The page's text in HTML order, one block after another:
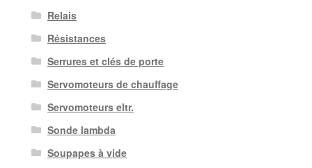
Relais
Résistances
Serrures et clés de porte
Servomoteurs de chauffage
Servomoteurs eltr.
Sonde lambda
Soupapes à vide